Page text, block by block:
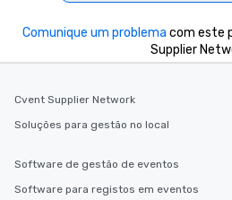
Comunique um problema com este
Supplier
Cvent Supplier Network
Soluções para gestão no local
Software de gestão de eventos
Software para registos em eventos